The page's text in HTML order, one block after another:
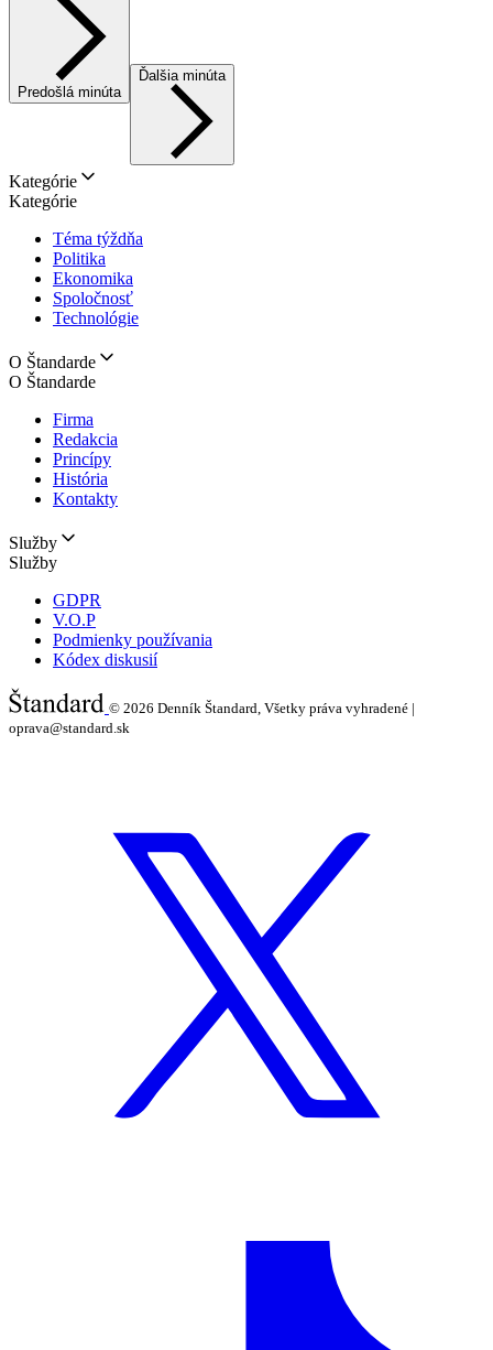
Predošlá minúta
Ďalšia minúta
Kategórie
Kategórie
Téma týždňa
Politika
Ekonomika
Spoločnosť
Technológie
O Štandarde
O Štandarde
Firma
Redakcia
Princípy
História
Kontakty
Služby
Služby
GDPR
V.O.P
Podmienky používania
Kódex diskusií
© 2026 Denník Štandard, Všetky práva vyhradené |
oprava@standard.sk